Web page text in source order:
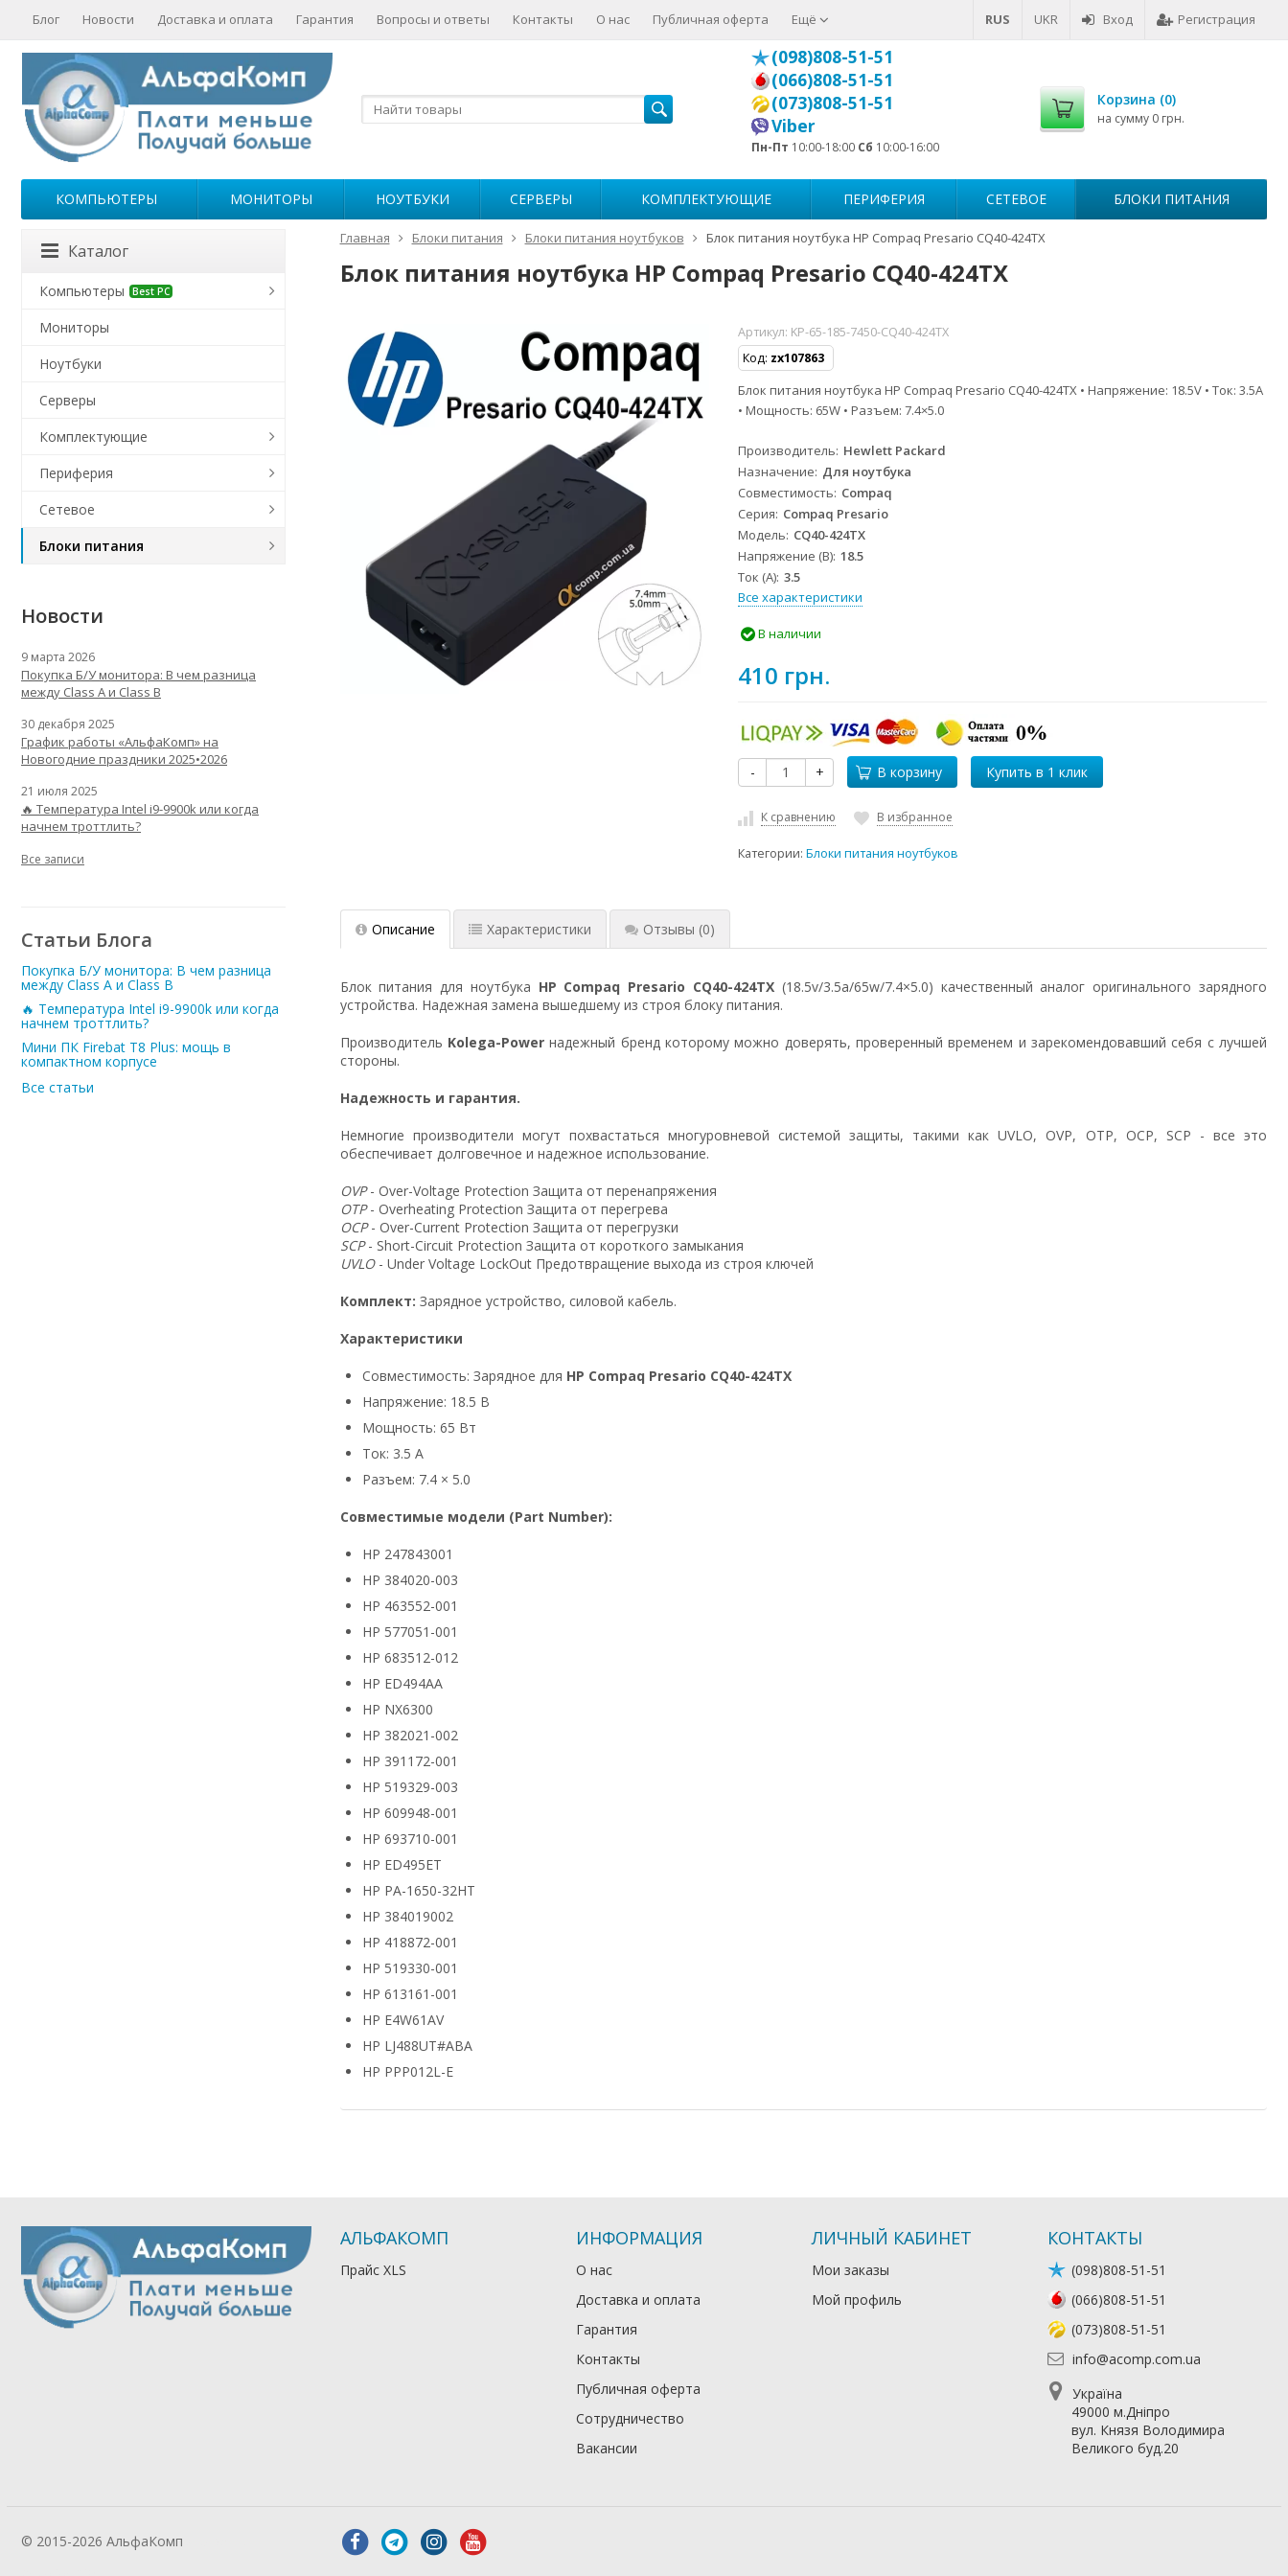
RUS UKR Вход Регистрация
Блог Новости Доставка и оплата Гарантия Вопросы и ответы Контакты О нас Публичная оферта Ещё
(098)808-51-51
(066)808-51-51
(073)808-51-51
Viber
Пн-Пт 10:00-18:00 Сб 10:00-16:00
Корзина (0)
на сумму 0 грн.
КОМПЬЮТЕРЫ МОНИТОРЫ НОУТБУКИ СЕРВЕРЫ КОМПЛЕКТУЮЩИЕ ПЕРИФЕРИЯ СЕТЕВОЕ БЛОКИ ПИТАНИЯ
Главная Блоки питания Блоки питания ноутбуков Блок питания ноутбука HP Compaq Presario CQ40-424TX
Блок питания ноутбука HP Compaq Presario CQ40-424TX
Артикул: KP-65-185-7450-CQ40-424TX
Код: zx107863
Блок питания ноутбука HP Compaq Presario CQ40-424TX • Напряжение: 18.5V • Ток: 3.5A
• Мощность: 65W • Разъем: 7.4×5.0
Производитель Hewlett Packard
Назначение Для ноутбука
Совместимость Compaq
Серия Compaq Presario
Модель CQ40-424TX
Напряжение (В) 18.5
Ток (А) 3.5
Все характеристики
В наличии
410 грн.
- + В корзину
К сравнению В избранное
Категории:Блоки питания ноутбуков
Описание Характеристики Отзывы (0)
Блок питания для ноутбука HP Compaq Presario CQ40-424TX (18.5v/3.5a/65w/7.4×5.0) качественный аналог оригинального зарядного
устройства. Надежная замена вышедшему из строя блоку питания.
Производитель Kolega-Powerнадежный бренд которому можно доверять, проверенный временем и зарекомендовавший себя с лучшей
стороны.
Надежность и гарантия.
Немногие производители могут похвастаться многуровневой системой защиты, такими как UVLO, OVP, OTP, OCP, SCP - все это
обеспечивает долговечное и надежное использование.
OVP- Over-Voltage Protection Защита от перенапряжения
OTP- Overheating Protection Защита от перегрева
OCP- Over-Current Protection Защита от перегрузки
SCP- Short-Circuit Protection Защита от короткого замыкания
UVLO- Under Voltage LockOut Предотвращение выхода из строя ключей
Комплект: Зарядное устройство, силовой кабель.
Характеристики
Совместимость: Зарядное для HP Compaq Presario CQ40-424TX
Напряжение: 18.5 В
Мощность: 65 Вт
Ток: 3.5 А
Разъем: 7.4 × 5.0
Совместимые модели (Part Number):
HP 247843001
HP 384020-003
HP 463552-001
HP 577051-001
HP 683512-012
HP ED494AA
HP NX6300
HP 382021-002
HP 391172-001
HP 519329-003
HP 609948-001
HP 693710-001
HP ED495ET
HP PA-1650-32HT
HP 384019002
HP 418872-001
HP 519330-001
HP 613161-001
HP E4W61AV
HP LJ488UT#ABA
HP PPP012L-E
Каталог
Компьютеры Best PC
Мониторы
Ноутбуки
Серверы
Комплектующие
Периферия
Сетевое
Блоки питания
Новости
9 марта 2026
Покупка Б/У монитора: В чем разница
между Class A и Class B
30 декабря 2025
График работы «АльфаКомп» на
Новогодние праздники 2025•2026
21 июля 2025
🔥 Температура Intel i9-9900k или когда
начнем троттлить?
Все записи
Статьи Блога
Покупка Б/У монитора: В чем разница
между Class A и Class B
🔥 Температура Intel i9-9900k или когда
начнем троттлить?
Мини ПК Firebat T8 Plus: мощь в
компактном корпусе
Все статьи
АЛЬФАКОМП
Прайс XLS
ИНФОРМАЦИЯ
О нас
Доставка и оплата
Гарантия
Контакты
Публичная оферта
Сотрудничество
Вакансии
ЛИЧНЫЙ КАБИНЕТ
Мои заказы
Мой профиль
КОНТАКТЫ
(098)808-51-51
(066)808-51-51
(073)808-51-51
info@acomp.com.ua
Україна
49000 м.Дніпро
вул. Князя Володимира
Великого буд.20
© 2015-2026 АльфаКомп